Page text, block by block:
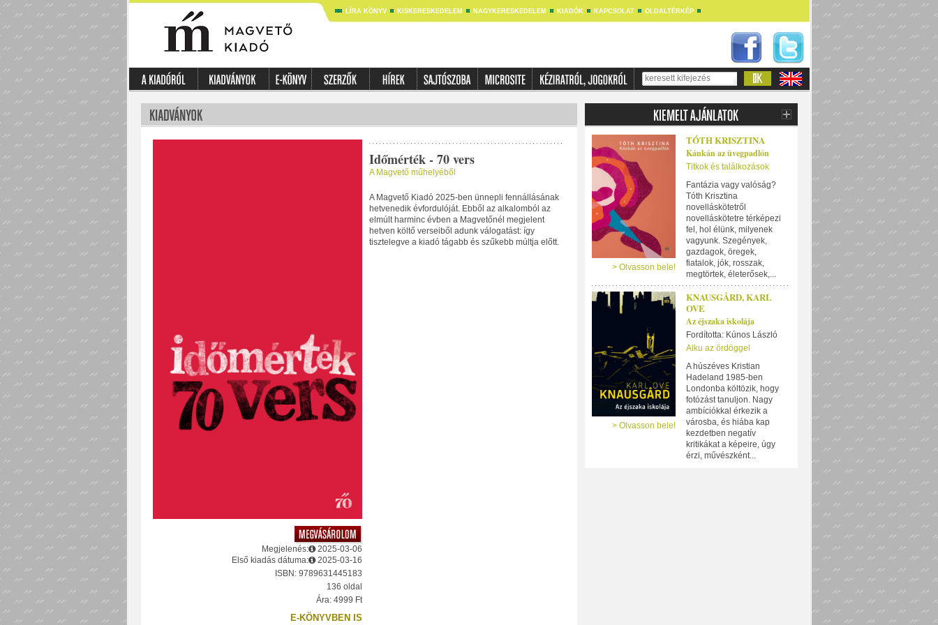
LÍRA KÖNYV KISKERESKEDELEM NAGYKERESKEDELEM KIADÓK KAPCSOLAT OLDALTÉRKÉP
Megjelenés:
2025-03-06
Első kiadás dátuma:
2025-03-16
ISBN: 9789631445183
136 oldal
Ára: 4999 Ft
E-KÖNYVBEN IS
Időmérték - 70 vers
A Magvető műhelyéből
A Magvető Kiadó 2025-ben ünnepli fennállásának
hetvenedik évfordulóját. Ebből az alkalomból az
elmúlt harminc évben a Magvetőnél megjelent
hetven költő verseiből adunk válogatást: így
tisztelegve a kiadó tágabb és szűkebb múltja előtt.
> Olvasson bele!
TÓTH KRISZTINA
Kánkán az üvegpadlón
Titkok és találkozások
Fantázia vagy valóság?
Tóth Krisztina
novelláskötetről
novelláskötetre térképezi
fel, hol élünk, milyenek
vagyunk. Szegények,
gazdagok, öregek,
fiatalok, jók, rosszak,
megtörtek, életerősek,...
> Olvasson bele!
KNAUSGÅRD, KARL
OVE
Az éjszaka iskolája
Fordította: Kúnos László
Alku az ördöggel
A húszéves Kristian
Hadeland 1985-ben
Londonba költözik, hogy
fotózást tanuljon. Nagy
ambíciókkal érkezik a
városba, és hiába kap
kezdetben negatív
kritikákat a képeire, úgy
érzi, művészként...